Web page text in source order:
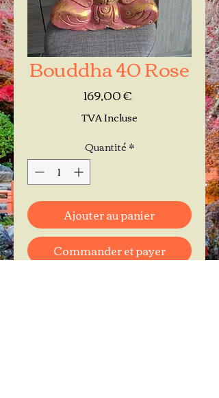
Bouddha 40 Rose
169,00 €Prix
TVA Incluse
Quantité*
Ajouter au panier
Commander et payer